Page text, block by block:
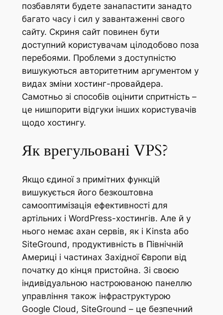
позбавляти будете занапастити занадто
багато часу і сил у завантаженні свого
сайту. Скриня сайт повинен бути
доступний користувачам цілодобово поза
перебоями. Проблеми з доступністю
вишукуються авторитетним аргументом у
видах зміни хостинг-провайдера.
Самотньо зі способів оцінити спритність –
це нишпорити відгуки інших користувачів
щодо хостингу.
Як врегульовані VPS?
Якщо єдиної з примітних функцій
вишукується його безкоштовна
самооптимізація ефективності для
артільних і WordPress-хостингів. Але й у
нього немає ахан сервів, як і Kinsta або
SiteGround, продуктивність в Північній
Америці і частинах Західної Європи від
початку до кінця пристойна. Зі своєю
індивідуальною настроюваною панеллю
управління також інфраструктурою
Google Cloud, SiteGround – це безпечний